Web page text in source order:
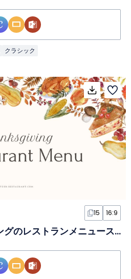
クラシック
15 16:9
水彩風サンクスギビングのレストランメニュースライド